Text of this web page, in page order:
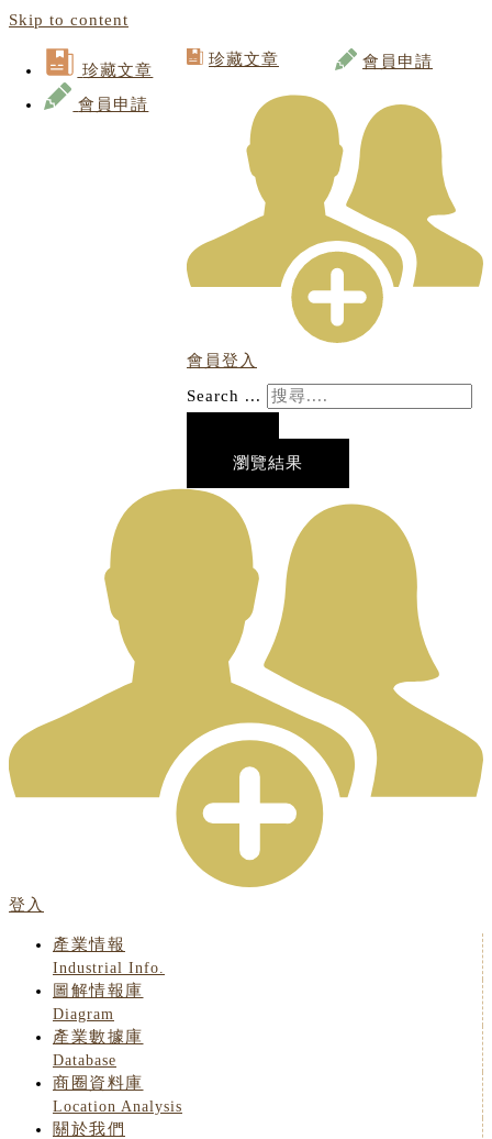
Skip to content
珍藏文章 會員申請
會員登入
Search ...
瀏覽結果
珍藏文章
會員申請
登入
產業情報
Industrial Info.
圖解情報庫
Diagram
產業數據庫
Database
商圈資料庫
Location Analysis
關於我們